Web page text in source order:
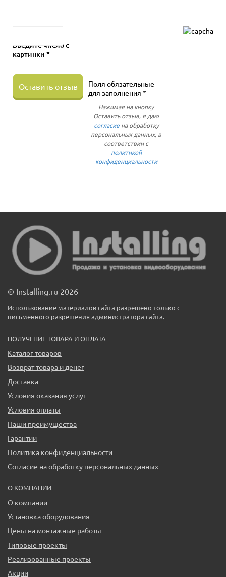
Введите число с
картинки *
Оставить отзыв
Поля обязательные
для заполнения *
Нажимая на кнопку
Оставить отзыв, я даю
согласиена обработку
персональных данных, в
соответствии с
политикой
конфиденциальности
© Installing.ru 2026
Использование материалов сайта разрешено только с
письменного разрешения администратора сайта.
ПОЛУЧЕНИЕ ТОВАРА И ОПЛАТА
Каталог товаров
Возврат товара и денег
Доставка
Условия оказания услуг
Условия оплаты
Наши преимущества
Гарантии
Политика конфиденциальности
Согласие на обработку персональных данных
О КОМПАНИИ
О компании
Установка оборудования
Цены на монтажные работы
Типовые проекты
Реализованные проекты
Акции